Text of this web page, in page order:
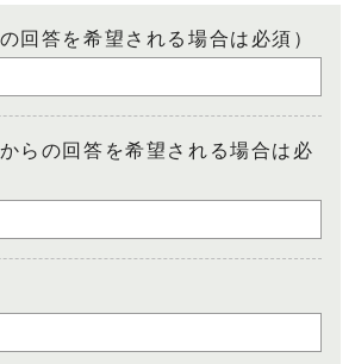
回答を希望される場合は必須）
らの回答を希望される場合は必